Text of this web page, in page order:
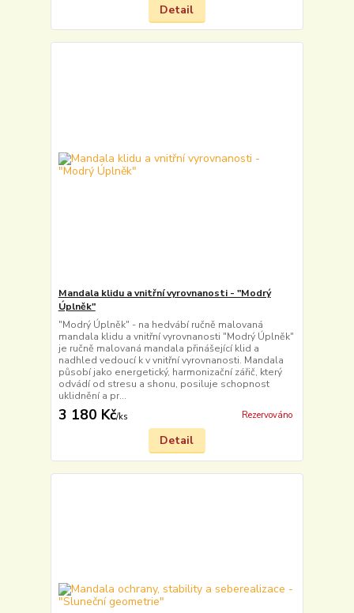
Detail
Mandala klidu a vnitřní vyrovnanosti - "Modrý
Úplněk"
"Modrý Úplněk" - na hedvábí ručně malovaná
mandala klidu a vnitřní vyrovnanosti "Modrý Úplněk"
je ručně malovaná mandala přinášející klid a
nadhled vedoucí k v vnitřní vyrovnanosti. Mandala
působí jako energetický, harmonizační zářič, který
odvádí od stresu a shonu, posiluje schopnost
uklidnění a pr...
3 180 Kč/ks Rezervováno
Detail